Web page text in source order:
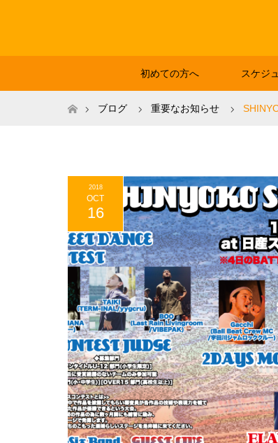
初めての方へ スケジ
ホームブログ 重要なお知らせ
2018
OCT
16